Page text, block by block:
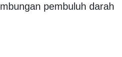
pembuluh darah